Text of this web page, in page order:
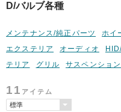
D/バルブ各種
メンテナンス/純正パーツ ホイ
エクステリア
オーディオ
テリア
グリル サスペンション
11 アイテム